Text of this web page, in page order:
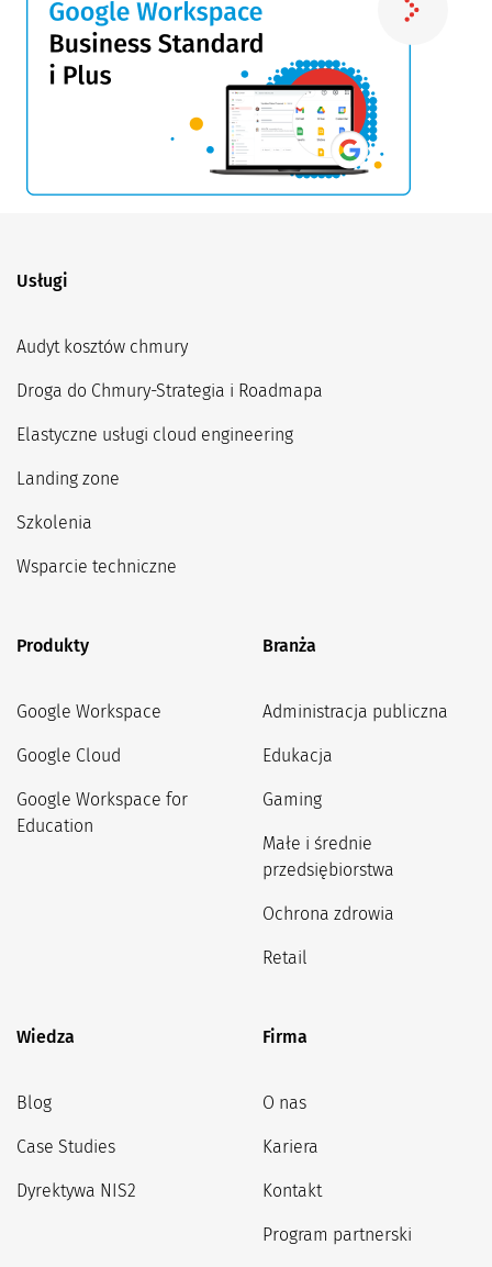
Usługi
Audyt kosztów chmury
Droga do Chmury-Strategia i Roadmapa
Elastyczne usługi cloud engineering
Landing zone
Szkolenia
Wsparcie techniczne
Produkty
Google Workspace
Google Cloud
Google Workspace for
Education
Branża
Administracja publiczna
Edukacja
Gaming
Małe i średnie
przedsiębiorstwa
Ochrona zdrowia
Retail
Wiedza
Blog
Case Studies
Dyrektywa NIS2
Firma
O nas
Kariera
Kontakt
Program partnerski